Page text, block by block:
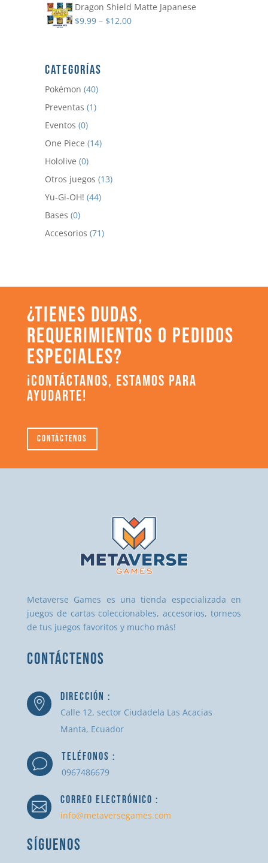
Dragon Shield Matte Japanese
$9.99– $12.00
CATEGORÍAS
Pokémon (40)
Preventas (1)
Eventos (0)
One Piece (14)
Hololive (0)
Otros juegos (13)
Yu-Gi-OH! (44)
Bases (0)
Accesorios (71)
¿TIENES DUDAS,
REQUERIMIENTOS O PEDIDOS
ESPECIALES?
¡CONTÁCTANOS, ESTAMOS PARA
AYUDARTE!
Contáctenos
Metaverse Games es una tienda especializada en
juegos de cartas coleccionables, accesorios, torneos
de tus juegos favoritos y mucho más!
CONTÁCTENOS
 DIRECCIÓN :
Calle 12, sector Ciudadela Las Acacias
Manta, Ecuador
v TELÉFONOS :
0967486679
 CORREO ELECTRÓNICO :
info@metaversegames.com
SÍGUENOS